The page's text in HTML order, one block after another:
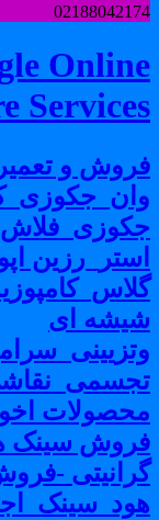
و تعمیر
ای
سینک
-فروش